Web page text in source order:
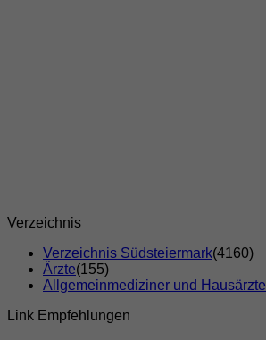
Verzeichnis
Verzeichnis Südsteiermark(4160)
Ärzte(155)
Allgemeinmediziner und Hausärzte
Link Empfehlungen